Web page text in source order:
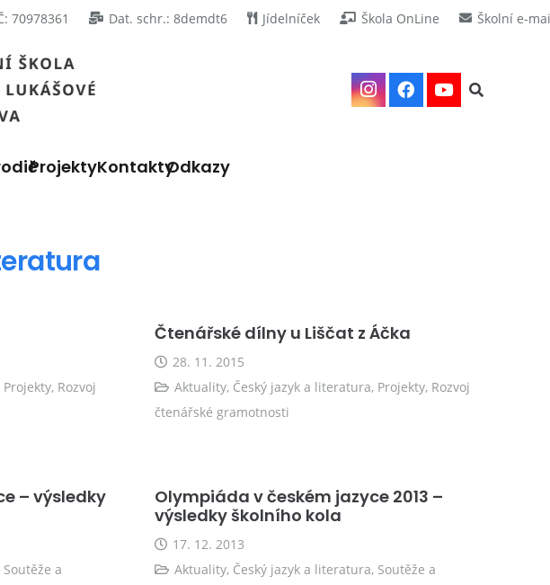
70978361 Dat. schr.: 8demdt6 Jídelníček Škola OnLine Školní e-
ProjektyKontaktyOdkazy
Projekty, Rozvoj
Čtenářské dílny u Liščat z Áčka
28. 11. 2015
Aktuality, Český jazyk a literatura, Projekty, Rozvoj
čtenářské gramotnosti
– výsledky
Soutěže a
Olympiáda v českém jazyce 2013 –
výsledky školního kola
17. 12. 2013
Aktuality, Český jazyk a literatura, Soutěže a